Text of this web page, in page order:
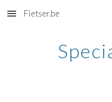
Skip to main content
Fietser.be